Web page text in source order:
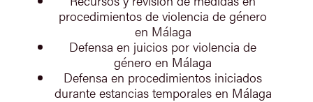
procedimientos de violencia de género
en Málaga
Defensa en juicios por violencia de
género en Málaga
Defensa en procedimientos iniciados
durante estancias temporales en Málaga